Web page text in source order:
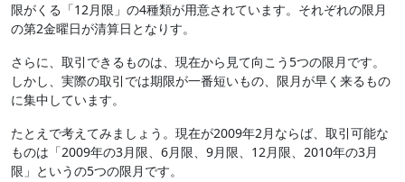
限がくる「12月限」の4種類が用意されています。それぞれの限月
の第2金曜日が清算日となりす。
さらに、取引できるものは、現在から見て向こう5つの限月です。
しかし、実際の取引では期限が一番短いもの、限月が早く来るもの
に集中しています。
たとえで考えてみましょう。現在が2009年2月ならば、取引可能な
ものは「2009年の3月限、6月限、9月限、12月限、2010年の3月
限」というの5つの限月です。